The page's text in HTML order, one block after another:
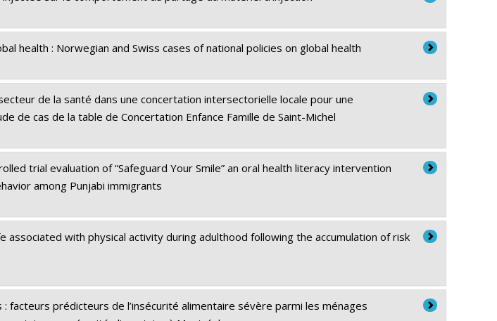
health : Norwegian and Swiss cases of national policies on global health
de la santé dans une concertation intersectorielle locale pour une
de cas de la table de Concertation Enfance Famille de Saint-Michel
trial evaluation of “Safeguard Your Smile” an oral health literacy intervention
among Punjabi immigrants
associated with physical activity during adulthood following the accumulation of risk
: facteurs prédicteurs de l’insécurité alimentaire sévère parmi les ménages